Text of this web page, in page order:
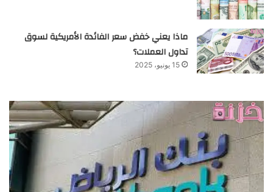
ماذا يعني خفض سعر الفائدة الأمريكية لسوق
تداول العملات؟
15 يونيو، 2025